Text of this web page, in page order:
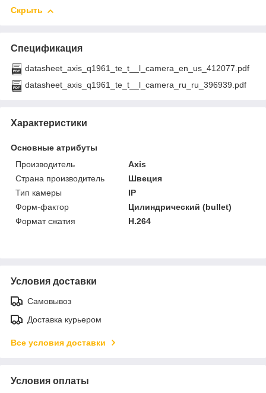
Скрыть
Спецификация
datasheet_axis_q1961_te_t__l_camera_en_us_412077.pdf
datasheet_axis_q1961_te_t__l_camera_ru_ru_396939.pdf
Характеристики
Основные атрибуты
Производитель
Axis
Страна производитель
Швеция
Тип камеры
IP
Форм-фактор
Цилиндрический (bullet)
Формат сжатия
H.264
Условия доставки
Самовывоз
Доставка курьером
Все условия доставки
Условия оплаты